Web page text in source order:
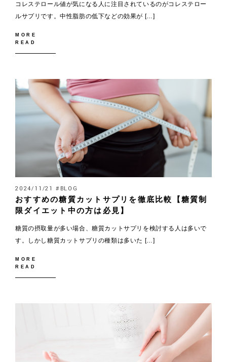
コレステロール値が気になる人に注目されているのがコレステロー
ルサプリです。中性脂肪の低下などの効果が […]
MORE
READ
2024/11/21 #BLOG
おすすめの糖質カットサプリを徹底比較【糖質制
限ダイエット中の方は必見】
糖質の摂取量が多い場合、糖質カットサプリを検討する人は多いで
す。しかし糖質カットサプリの種類は多いた […]
MORE
READ